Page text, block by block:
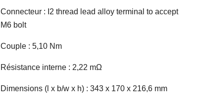
Connecteur : I2 thread lead alloy terminal to accept
M6 bolt
Couple : 5,10 Nm
Résistance interne : 2,22 mΩ
Dimensions (l x b/w x h) : 343 x 170 x 216,6 mm